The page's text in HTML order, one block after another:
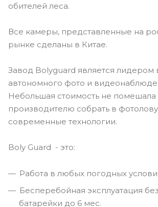
обителей леса.
Все камеры, представленные на
рынке сделаны в Китае.
Завод Bolyguard является лидером
автономного фото и
Небольшая стоимость не помешала
производителю собрать в
современные технологии.
Boly Guard - это:
Работа в любых погодных
Бесперебойная эксплуатация
батарейки до 6 мес.